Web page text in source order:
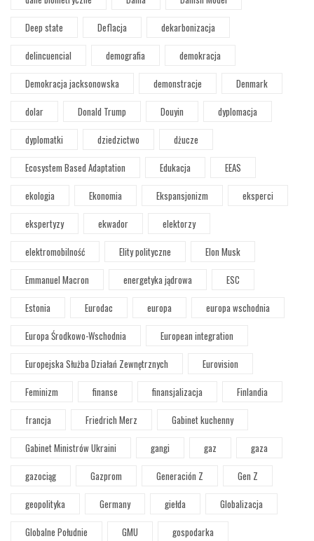
Deep state
Deflacja
dekarbonizacja
delincuencial
demografia
demokracja
Demokracja jacksonowska
demonstracje
Denmark
dolar
Donald Trump Douyin
dyplomacja
dyplomatki
dziedzictwo
dżucze
Ecosystem Based Adaptation
Edukacja
EEAS
ekologia
Ekonomia Ekspansjonizm
eksperci
ekspertyzy
ekwador
elektorzy
elektromobilność
Elity polityczne
Elon Musk
Emmanuel Macron
energetyka jądrowa
ESC
Estonia
Eurodac europa
europa wschodnia
Europa Środkowo-Wschodnia
European integration
Europejska Służba Działań Zewnętrznych
Eurovision
Feminizm
finanse finansjalizacja
Finlandia
francja
Friedrich Merz
Gabinet kuchenny
Gabinet Ministrów Ukraini
gangi gaz
gaza
gazociąg
Gazprom Generación Z
Gen Z
geopolityka
Germany giełda
Globalizacja
Globalne Południe
GMU
gospodarka